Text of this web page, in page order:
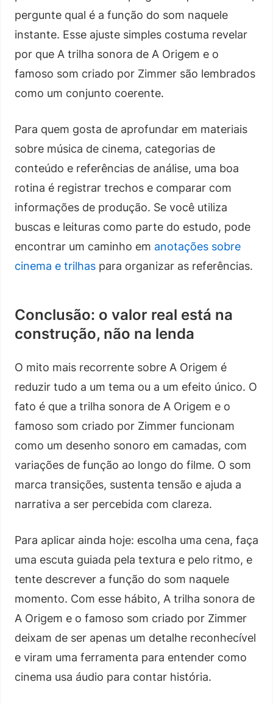
pergunte qual é a função do som naquele
instante. Esse ajuste simples costuma revelar
por que A trilha sonora de A Origem e o
famoso som criado por Zimmer são lembrados
como um conjunto coerente.
Para quem gosta de aprofundar em materiais
sobre música de cinema, categorias de
conteúdo e referências de análise, uma boa
rotina é registrar trechos e comparar com
informações de produção. Se você utiliza
buscas e leituras como parte do estudo, pode
encontrar um caminho em anotações sobre
cinema e trilhas para organizar as referências.
Conclusão: o valor real está na
construção, não na lenda
O mito mais recorrente sobre A Origem é
reduzir tudo a um tema ou a um efeito único. O
fato é que a trilha sonora de A Origem e o
famoso som criado por Zimmer funcionam
como um desenho sonoro em camadas, com
variações de função ao longo do filme. O som
marca transições, sustenta tensão e ajuda a
narrativa a ser percebida com clareza.
Para aplicar ainda hoje: escolha uma cena, faça
uma escuta guiada pela textura e pelo ritmo, e
tente descrever a função do som naquele
momento. Com esse hábito, A trilha sonora de
A Origem e o famoso som criado por Zimmer
deixam de ser apenas um detalhe reconhecível
e viram uma ferramenta para entender como
cinema usa áudio para contar história.